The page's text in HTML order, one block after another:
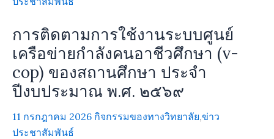
การติดตามการใช้งานระบบศูนย์
เครือข่ายกำลังคนอาชีวศึกษา (v-
cop) ของสถานศึกษา ประจำ
ปีงบประมาณ พ.ศ. ๒๕๖๙
11 กรกฎาคม 2026 กิจกรรมของทางวิทยาลัย,ข่าว
ประชาสัมพันธ์